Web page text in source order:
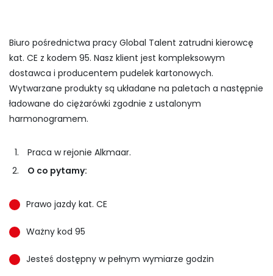
Biuro pośrednictwa pracy Global Talent zatrudni kierowcę
kat. CE z kodem 95. Nasz klient jest kompleksowym
dostawca i producentem pudelek kartonowych.
Wytwarzane produkty są układane na paletach a następnie
ładowane do ciężarówki zgodnie z ustalonym
harmonogramem.
Praca w rejonie Alkmaar.
O co pytamy:
Prawo jazdy kat. CE
Ważny kod 95
Jesteś dostępny w pełnym wymiarze godzin